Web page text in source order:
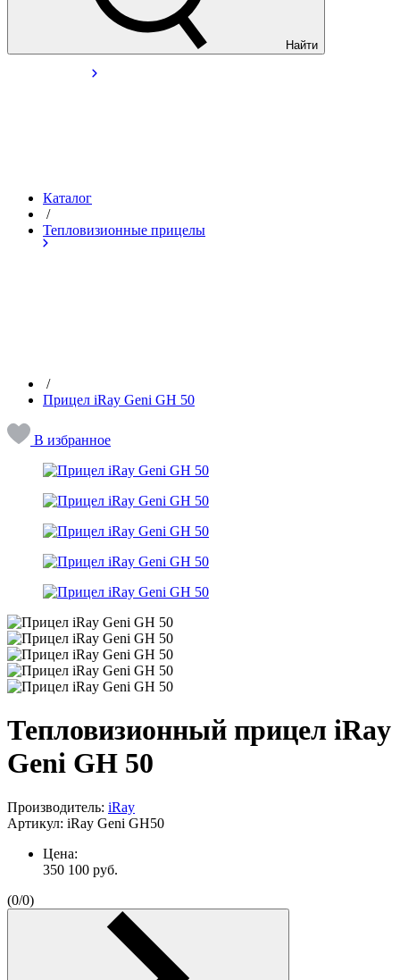
Найти
Каталог
/
Тепловизионные прицелы
/
Прицел iRay Geni GH 50
В избранное
Тепловизионный прицел iRay
Geni GH 50
Производитель: iRay
Артикул: iRay Geni GH50
Цена:
350 100 руб.
(0/0)